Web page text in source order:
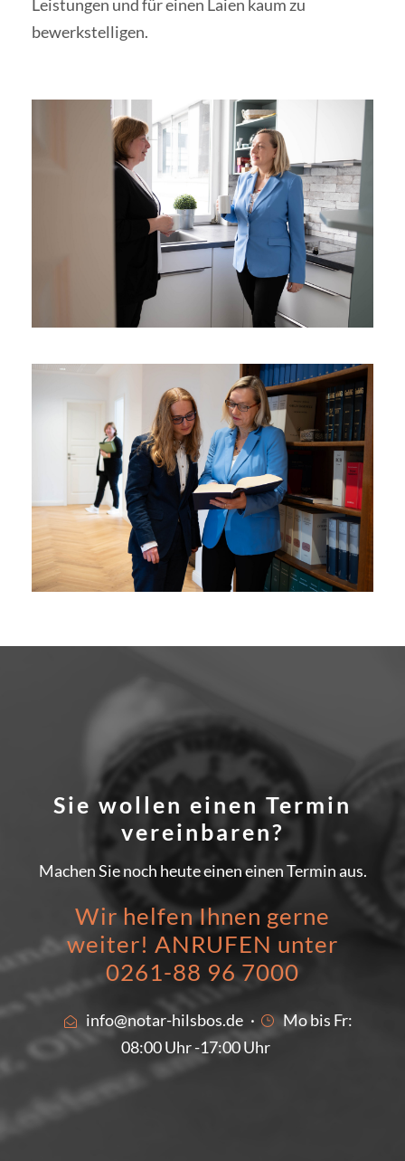
Leistungen und für einen Laien kaum zu
bewerkstelligen.
Sie wollen einen Termin
vereinbaren?
Machen Sie noch heute einen einen Termin aus.
Wir helfen Ihnen gerne
weiter! ANRUFEN unter
0261-88 96 7000
info@notar-hilsbos.de ·
Mo bis Fr:
08:00 Uhr -17:00 Uhr